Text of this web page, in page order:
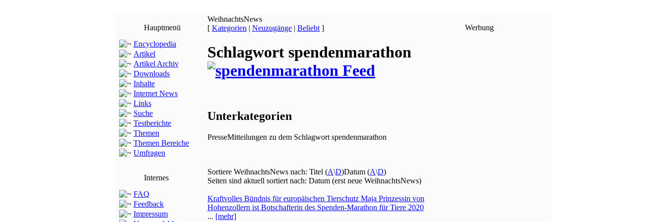
Hauptmenü
Encyclopedia
Artikel
Artikel Archiv
Downloads
Inhalte
Internet News
Links
Suche
Testberichte
Themen
Themen Bereiche
Umfragen
Internes
FAQ
Feedback
Impressum
WeihnachtsNews
[ Kategorien | Neuzugänge | Beliebt ]
Schlagwort spendenmarathon
Unterkategorien
PresseMitteilungen zu dem Schlagwort spendenmarathon
Sortiere WeihnachtsNews nach: Titel (A\D)Datum (A\D)
Seiten sind aktuell sortiert nach: Datum (erst neue WeihnachtsNews)
Kraftvolles Bündnis für europäischen Tierschutz Maja Prinzessin von
Hohenzollern ist Botschafterin des Spenden-Marathon für Tiere 2020
... [mehr]
Werbung